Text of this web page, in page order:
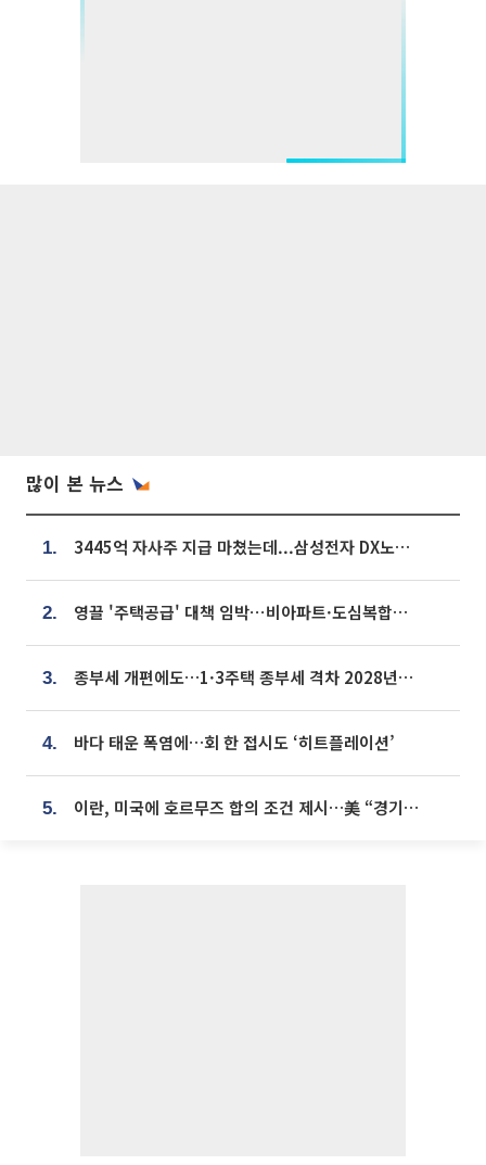
많이 본 뉴스
1. 3445억 자사주 지급 마쳤는데...삼성전자 DX노조, 뒤늦은 '떼쓰기 집회'
2. 영끌 '주택공급' 대책 임박⋯비아파트·도심복합까지 총동원
3. 종부세 개편에도…1·3주택 종부세 격차 2028년부터 확대
4. 바다 태운 폭염에…회 한 접시도 ‘히트플레이션’
5. 이란, 미국에 호르무즈 합의 조건 제시…美 “경기 아직 안 끝나” [종합]